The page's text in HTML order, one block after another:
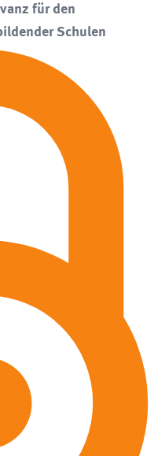
für den
Schulen